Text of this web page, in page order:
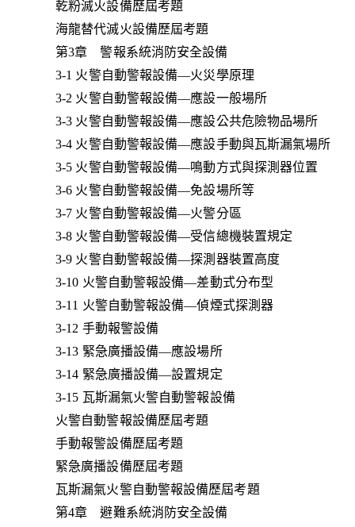
乾粉滅火設備歷屆考題
海龍替代滅火設備歷屆考題
第3章 警報系統消防安全設備
3-1 火警自動警報設備—火災學原理
3-2 火警自動警報設備—應設一般場所
3-3 火警自動警報設備—應設公共危險物品場所
3-4 火警自動警報設備—應設手動與瓦斯漏氣場所
3-5 火警自動警報設備—鳴動方式與探測器位置
3-6 火警自動警報設備—免設場所等
3-7 火警自動警報設備—火警分區
3-8 火警自動警報設備—受信總機裝置規定
3-9 火警自動警報設備—探測器裝置高度
3-10 火警自動警報設備—差動式分布型
3-11 火警自動警報設備—偵煙式探測器
3-12 手動報警設備
3-13 緊急廣播設備—應設場所
3-14 緊急廣播設備—設置規定
3-15 瓦斯漏氣火警自動警報設備
火警自動警報設備歷屆考題
手動報警設備歷屆考題
緊急廣播設備歷屆考題
瓦斯漏氣火警自動警報設備歷屆考題
第4章 避難系統消防安全設備